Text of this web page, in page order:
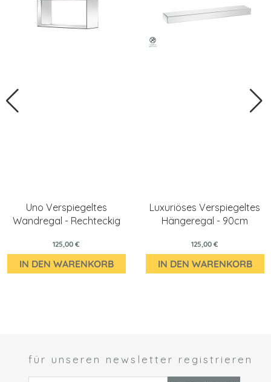
Uno Verspiegeltes
Wandregal - Rechteckig
125,00 €
IN DEN WARENKORB
Luxuriöses Verspiegeltes
Hängeregal - 90cm
125,00 €
IN DEN WARENKORB
für unseren newsletter registrieren